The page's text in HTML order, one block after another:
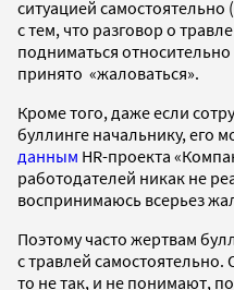
ситуацией самостоятельно
с тем, что разговор о
подниматься
принято «жаловаться».
Кроме того, даже если
буллинге начальнику, его
данным HR-проекта
работодателей никак не
воспринимаюсь всерьез
Поэтому часто жертвам
с травлей
то не так, и не понимают,